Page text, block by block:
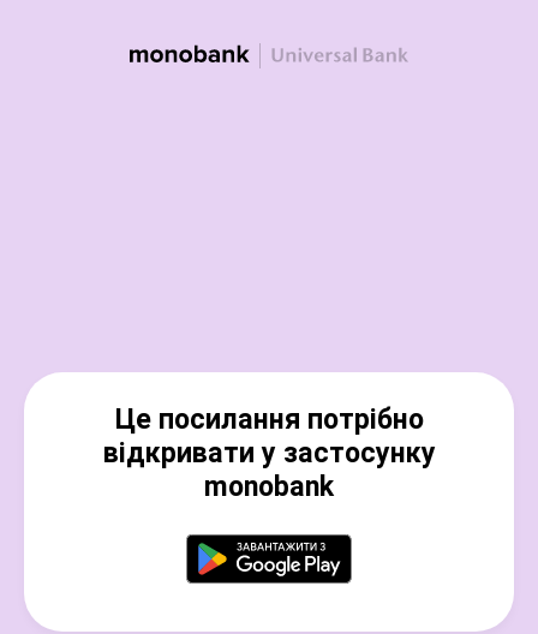
Це посилання потрібно
відкривати у застосунку
monobank